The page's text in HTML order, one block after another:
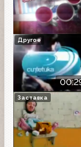
Другое
Заставка